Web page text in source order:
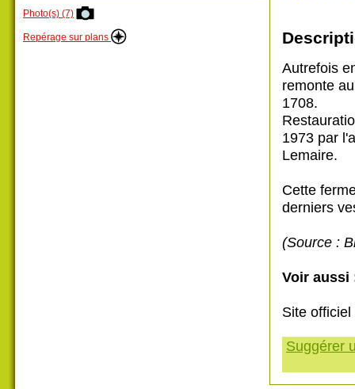
Photo(s) (7)
Repérage sur plans
Autrefois
remonte
1708.
1973 par
Lemaire.
Cette
derniers
(Source :
Voir aussi
Site
Suggérer